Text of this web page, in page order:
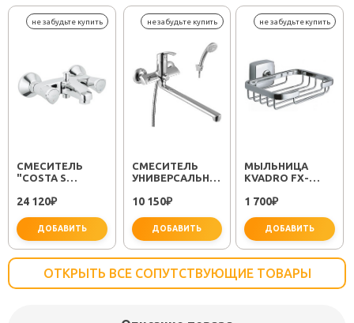
СМЕСИТЕЛЬ
"COSTA S
24 120₽
ДОБАВИТЬ
СМЕСИТЕЛЬ
УНИВЕРСАЛЬНЫЙ
LM1151C"
10 150₽
ДОБАВИТЬ
МЫЛЬНИЦА
KVADRO FX-
1 700₽
ДОБАВИТЬ
ОТКРЫТЬ ВСЕ СОПУТСТВУЮЩИЕ ТОВАРЫ